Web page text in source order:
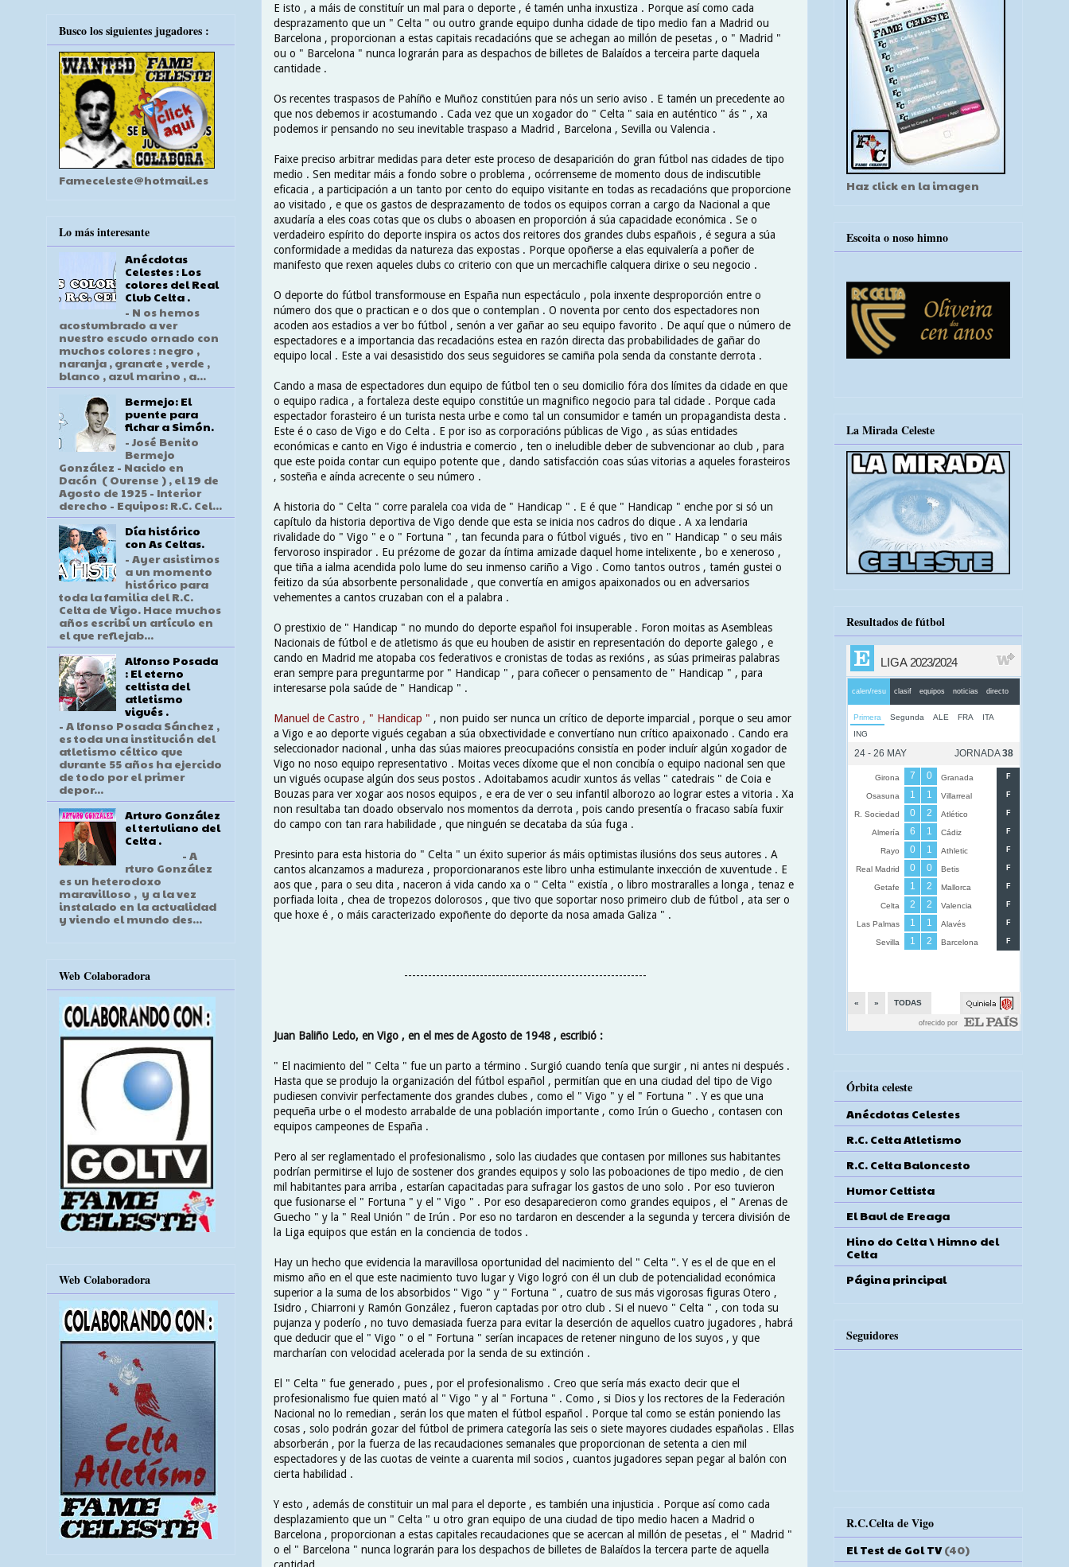
E isto , a máis de constituír un mal para o deporte , é tamén unha inxustiza . Porque así como cada
desprazamento que un " Celta " ou outro grande equipo dunha cidade de tipo medio fan a Madrid ou
Barcelona , proporcionan a estas capitais recadacións que se achegan ao millón de pesetas , o " Madrid "
ou o " Barcelona " nunca lograrán para as despachos de billetes de Balaídos a terceira parte daquela
cantidade .
Os recentes traspasos de Pahíño e Muñoz constitúen para nós un serio aviso . E tamén un precedente ao
que nos debemos ir acostumando . Cada vez que un xogador do " Celta " saia en auténtico " ás " , xa
podemos ir pensando no seu inevitable traspaso a Madrid , Barcelona , Sevilla ou Valencia .
Faixe preciso arbitrar medidas para deter este proceso de desaparición do gran fútbol nas cidades de tipo
medio . Sen meditar máis a fondo sobre o problema , ocórrenseme de momento dous de indiscutible
eficacia , a participación a un tanto por cento do equipo visitante en todas as recadacións que proporcione
ao visitado , e que os gastos de desprazamento de todos os equipos corran a cargo da Nacional a que
axudaría a eles coas cotas que os clubs o aboasen en proporción á súa capacidade económica . Se o
verdadeiro espírito do deporte inspira os actos dos reitores dos grandes clubs españois , é segura a súa
conformidade a medidas da natureza das expostas . Porque opoñerse a elas equivalería a poñer de
manifesto que rexen aqueles clubs co criterio con que un mercachifle calquera dirixe o seu negocio .
O deporte do fútbol transformouse en España nun espectáculo , pola inxente desproporción entre o
número dos que o practican e o dos que o contemplan . O noventa por cento dos espectadores non
acoden aos estadios a ver bo fútbol , senón a ver gañar ao seu equipo favorito . De aquí que o número de
espectadores e a importancia das recadacións estea en razón directa das probabilidades de gañar do
equipo local . Este a vai desasistido dos seus seguidores se camiña pola senda da constante derrota .
Cando a masa de espectadores dun equipo de fútbol ten o seu domicilio fóra dos límites da cidade en que
o equipo radica , a fortaleza deste equipo constitúe un magnifico negocio para tal cidade . Porque cada
espectador forasteiro é un turista nesta urbe e como tal un consumidor e tamén un propagandista desta .
Este é o caso de Vigo e do Celta . E por iso as corporacións públicas de Vigo , as súas entidades
económicas e canto en Vigo é industria e comercio , ten o ineludible deber de subvencionar ao club , para
que este poida contar cun equipo potente que , dando satisfacción coas súas vitorias a aqueles forasteiros
, sosteña e aínda acrecente o seu número .
A historia do " Celta " corre paralela coa vida de " Handicap " . E é que " Handicap " enche por si só un
capítulo da historia deportiva de Vigo dende que esta se inicia nos cadros do dique . A xa lendaria
rivalidade do " Vigo " e o " Fortuna " , tan fecunda para o fútbol vigués , tivo en " Handicap " o seu máis
fervoroso inspirador . Eu prézome de gozar da íntima amizade daquel home intelixente , bo e xeneroso ,
que tiña a ialma acendida polo lume do seu inmenso cariño a Vigo . Como tantos outros , tamén gustei o
feitizo da súa absorbente personalidade , que convertía en amigos apaixonados ou en adversarios
vehementes a cantos cruzaban con el a palabra .
O prestixio de " Handicap " no mundo do deporte español foi insuperable . Foron moitas as Asembleas
Nacionais de fútbol e de atletismo ás que eu houben de asistir en representación do deporte galego , e
cando en Madrid me atopaba cos federativos e cronistas de todas as rexións , as súas primeiras palabras
eran sempre para preguntarme por " Handicap " , para coñecer o pensamento de " Handicap " , para
interesarse pola saúde de " Handicap " .
Manuel de Castro , " Handicap " , non puido ser nunca un crítico de deporte imparcial , porque o seu amor
a Vigo e ao deporte vigués cegaban a súa obxectividade e convertíano nun crítico apaixonado . Cando era
seleccionador nacional , unha das súas maiores preocupacións consistía en poder incluír algún xogador de
Vigo no noso equipo representativo . Moitas veces díxome que el non concibía o equipo nacional sen que
un vigués ocupase algún dos seus postos . Adoitabamos acudir xuntos ás vellas " catedrais " de Coia e
Bouzas para ver xogar aos nosos equipos , e era de ver o seu infantil alborozo ao lograr estes a vitoria . Xa
non resultaba tan doado observalo nos momentos da derrota , pois cando presentía o fracaso sabía fuxir
do campo con tan rara habilidade , que ninguén se decataba da súa fuga .
Presinto para esta historia do " Celta " un éxito superior ás máis optimistas ilusións dos seus autores . A
cantos alcanzamos a madureza , proporcionaranos este libro unha estimulante inxección de xuventude . E
aos que , para o seu dita , naceron á vida cando xa o " Celta " existía , o libro mostraralles a longa , tenaz e
porfiada loita , chea de tropezos dolorosos , que tivo que soportar noso primeiro club de fútbol , ata ser o
que hoxe é , o máis caracterizado expoñente do deporte da nosa amada Galiza " .
-------------------------------------------------------------
Juan Baliño Ledo, en Vigo , en el mes de Agosto de 1948 , escribió :
" El nacimiento del " Celta " fue un parto a término . Surgió cuando tenía que surgir , ni antes ni después .
Hasta que se produjo la organización del fútbol español , permitían que en una ciudad del tipo de Vigo
pudiesen convivir perfectamente dos grandes clubes , como el " Vigo " y el " Fortuna " . Y es que una
pequeña urbe o el modesto arrabalde de una población importante , como Irún o Guecho , contasen con
equipos campeones de España .
Pero al ser reglamentado el profesionalismo , solo las ciudades que contasen por millones sus habitantes
podrían permitirse el lujo de sostener dos grandes equipos y solo las poboaciones de tipo medio , de cien
mil habitantes para arriba , estarían capacitadas para sufragar los gastos de uno solo . Por eso tuvieron
que fusionarse el " Fortuna " y el " Vigo " . Por eso desaparecieron como grandes equipos , el " Arenas de
Guecho " y la " Real Unión " de Irún . Por eso no tardaron en descender a la segunda y tercera división de
la Liga equipos que están en la conciencia de todos .
Hay un hecho que evidencia la maravillosa oportunidad del nacimiento del " Celta ". Y es el de que en el
mismo año en el que este nacimiento tuvo lugar y Vigo logró con él un club de potencialidad económica
superior a la suma de los absorbidos " Vigo " y " Fortuna " , cuatro de sus más vigorosas figuras Otero ,
Isidro , Chiarroni y Ramón González , fueron captadas por otro club . Si el nuevo " Celta " , con toda su
pujanza y poderío , no tuvo demasiada fuerza para evitar la deserción de aquellos cuatro jugadores , habrá
que deducir que el " Vigo " o el " Fortuna " serían incapaces de retener ninguno de los suyos , y que
marcharían con velocidad acelerada por la senda de su extinción .
El " Celta " fue generado , pues , por el profesionalismo . Creo que sería más exacto decir que el
profesionalismo fue quien mató al " Vigo " y al " Fortuna " . Como , si Dios y los rectores de la Federación
Nacional no lo remedian , serán los que maten el fútbol español . Porque tal como se están poniendo las
cosas , solo podrán gozar del fútbol de primera categoría las seis o siete mayores ciudades españolas . Ellas
absorberán , por la fuerza de las recaudaciones semanales que proporcionan de setenta a cien mil
espectadores y de las cuotas de veinte a cuarenta mil socios , cuantos jugadores sepan pegar al balón con
cierta habilidad .
Y esto , además de constituir un mal para el deporte , es también una injusticia . Porque así como cada
desplazamiento que un " Celta " u otro gran equipo de una ciudad de tipo medio hacen a Madrid o
Barcelona , proporcionan a estas capitales recaudaciones que se acercan al millón de pesetas , el " Madrid "
o el " Barcelona " nunca lograrán para los despachos de billetes de Balaídos la tercera parte de aquella
cantidad .
Busco los siguientes jugadores :
Fameceleste@hotmail.es
Lo más interesante
Anécdotas
Celestes : Los
colores del Real
Club Celta .
- N os hemos
acostumbrado a ver
nuestro escudo ornado con
muchos colores : negro ,
naranja , granate , verde ,
blanco , azul marino , a...
Bermejo: El
puente para
fichar a Simón.
- José Benito
Bermejo
González - Nacido en
Dacón ( Ourense ) , el 19 de
Agosto de 1925 - Interior
derecho - Equipos: R.C. Cel...
Día histórico
con As Celtas.
- Ayer asistimos
a un momento
histórico para
toda la familia del R.C.
Celta de Vigo. Hace muchos
años escribí un artículo en
el que reflejab...
Alfonso Posada
: El eterno
celtista del
atletismo
vigués .
- A lfonso Posada Sánchez ,
es toda una institución del
atletismo céltico que
durante 55 años ha ejercido
de todo por el primer
depor...
Arturo González
el tertuliano del
Celta .
- A
rturo González
es un heterodoxo
maravilloso , y a la vez
instalado en la actualidad
y viendo el mundo des...
Web Colaboradora
Web Colaboradora
Haz click en la imagen
Escoita o noso himno
La Mirada Celeste
Resultados de fútbol
Órbita celeste
Anécdotas Celestes
R.C. Celta Atletismo
R.C. Celta Baloncesto
Humor Celtista
El Baul de Ereaga
Hino do Celta \ Himno del
Celta
Página principal
Seguidores
R.C.Celta de Vigo
El Test de Gol TV (40)